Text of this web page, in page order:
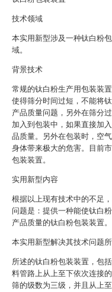
技术领域
本实用新型涉及一种钛白粉
域。
背景技术
常规的钛白粉生产用包装装
使得筛分时间过短，不能将
产品质量问题，另外在筛分
加入到包装中，如果直接加
品质量。另外在包装时，空
身体带来极大的危害。目前
包装装置。
实用新型内容
根据以上现有技术中的不足
问题是：提供一种能使钛白
产品质量的钛白粉包装装置。
本实用新型解决其技术问题
所述的钛白粉包装装置，包
料管路上从上至下依次连接
筛的级数为三级，并且从上